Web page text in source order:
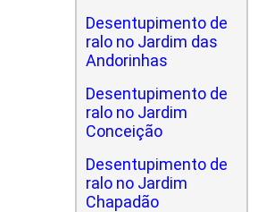
Desentupimento de
ralo no Jardim das
Andorinhas
Desentupimento de
ralo no Jardim
Conceição
Desentupimento de
ralo no Jardim
Chapadão